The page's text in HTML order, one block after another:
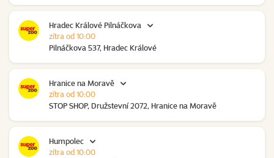
Hradec Králové Pilnáčkova
Pilnáčkova 537, Hradec Králové
zítra od 10:00
Hranice na Moravě
STOP SHOP, Družstevní 2072, Hranice na Moravě
zítra od 10:00
Humpolec
zítra od 10:00